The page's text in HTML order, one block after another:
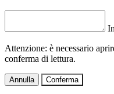
Attenzione: è necessario
conferma di lettura.
Annulla Conferma